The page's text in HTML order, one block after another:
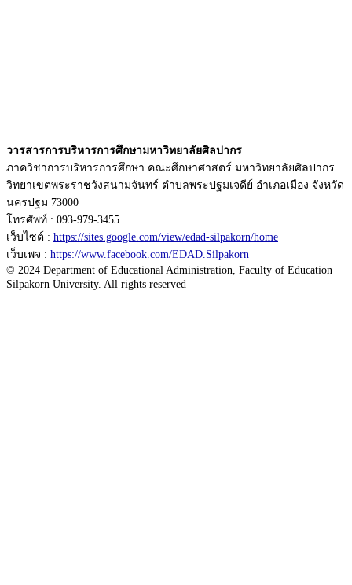
วารสารการบริหารการศึกษามหาวิทยาลัยศิลปากร
ภาควิชาการบริหารการศึกษา คณะศึกษาศาสตร์ มหาวิทยาลัยศิลปากร
วิทยาเขตพระราชวังสนามจันทร์ ตำบลพระปฐมเจดีย์ อำเภอเมือง จังหวัด
นครปฐม 73000
โทรศัพท์ : 093-979-3455
เว็บไซต์ : https://sites.google.com/view/edad-silpakorn/home
เว็บเพจ : https://www.facebook.com/EDAD.Silpakorn
© 2024 Department of Educational Administration, Faculty of Education
Silpakorn University. All rights reserved